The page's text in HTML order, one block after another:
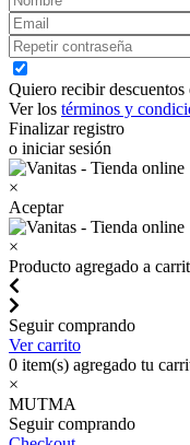
Quiero recibir
Ver los términos y
Finalizar registro
o iniciar sesión
×
Aceptar
×
Producto agregado a
Seguir comprando
Ver carrito
0 item(s) agregado tu
×
MUTMA
Seguir comprando